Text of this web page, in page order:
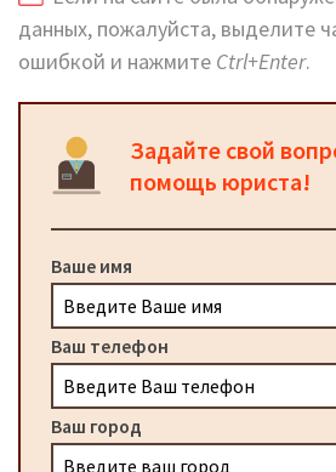
данных, пожалуйста, выделите
ошибкой и нажмите Ctrl+Enter.
Задайте свой
помощь юриста!
Ваше имя
Ваш телефон
Ваш город